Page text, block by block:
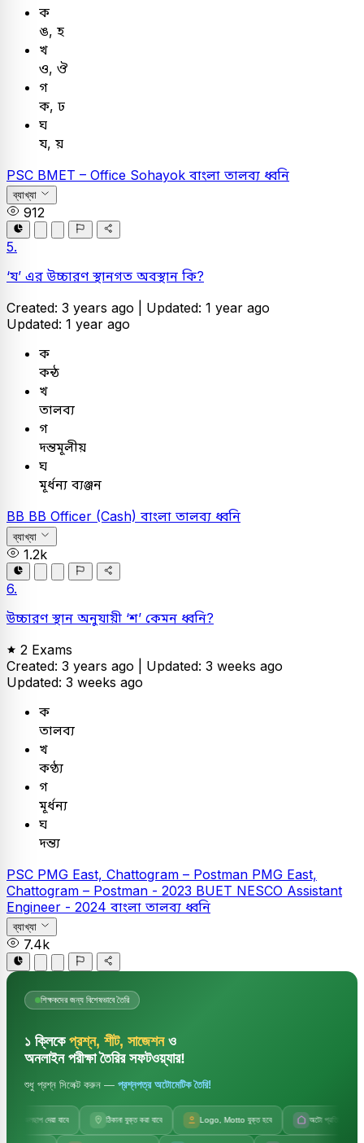
ক
ঙ, হ
খ
ও, ঔ
গ
ক, ঢ
ঘ
য, য়
PSC BMET – Office Sohayok বাংলা তালব্য ধ্বনি
ব্যাখ্যা
912
5.
‘য’ এর উচ্চারণ স্থানগত অবস্থান কি?
Created: 3 years ago | Updated: 1 year ago
Updated: 1 year ago
ক
কন্ঠ
খ
তালব্য
গ
দন্তমূলীয়
ঘ
মূর্ধন্য ব্যঞ্জন
BB BB Officer (Cash) বাংলা তালব্য ধ্বনি
ব্যাখ্যা
1.2k
6.
উচ্চারণ স্থান অনুযায়ী ‘শ’ কেমন ধ্বনি?
2 Exams
Created: 3 years ago | Updated: 3 weeks ago
Updated: 3 weeks ago
ক
তালব্য
খ
কণ্ঠ্য
গ
মূর্ধন্য
ঘ
দন্ত্য
PSC PMG East, Chattogram – Postman PMG East,
Chattogram – Postman - 2023 BUET NESCO Assistant
Engineer - 2024 বাংলা তালব্য ধ্বনি
ব্যাখ্যা
7.4k
শিক্ষকদের জন্য বিশেষভাবে তৈরি
১ ক্লিকে প্রশ্ন, শীট, সাজেশনও
অনলাইন পরীক্ষা তৈরির সফটওয়্যার!
শুধু প্রশ্ন সিলেক্ট করুন — প্রশ্নপত্র অটোমেটিক তৈরি!
জলছাপ দেয়া যাবে ঠিকানা যুক্ত করা যাবে Logo, Motto যুক্ত হবে অটো প্রতিষ্ঠানের নাম